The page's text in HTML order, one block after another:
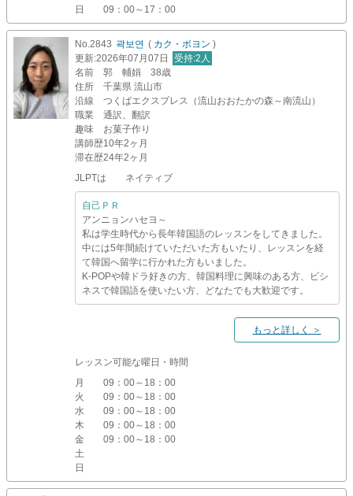
日
09：00～17：00
No.2843 곽보연 ( カク・ボヨン )
更新:2026年07月07日 受持:2人
名前
郭 輔娟 38歳
住所
千葉県 流山市
沿線
つくばエクスプレス（流山おおたかの森～南流山）
職業
通訳、翻訳
趣味
お菓子作り
講師歴10年2ヶ月
滞在歴24年2ヶ月
JLPTは ネイティブ
自己ＰＲ
アンニョンハセヨ～
私は学生時代から長年韓国語のレッスンをしてきました。
中には5年間続けていただいた方もいたり、レッスンを経
て韓国へ留学に行かれた方もいました。
K-POPや韓ドラ好きの方、韓国料理に興味のある方、ビシ
ネスで韓国語を使いたい方、どなたでも大歓迎です。
もっと詳しく ＞
レッスン可能な曜日・時間
月
09：00～18：00
火
09：00～18：00
水
09：00～18：00
木
09：00～18：00
金
09：00～18：00
土
日